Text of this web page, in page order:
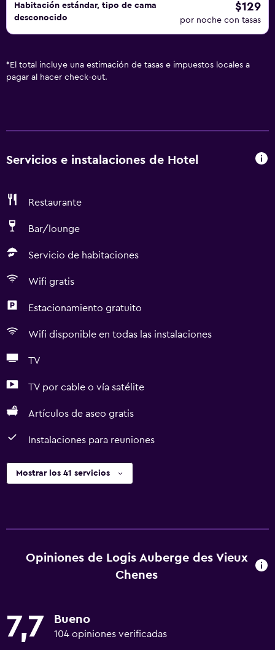
Habitación estándar, tipo de cama
desconocido
$129
por noche con tasas
* El total incluye una estimación de tasas e impuestos locales a
pagar al hacer check-out.
Servicios e instalaciones de Hotel
Restaurante
Bar/lounge
Servicio de habitaciones
Wifi gratis
Estacionamiento gratuito
Wifi disponible en todas las instalaciones
TV
TV por cable o vía satélite
Artículos de aseo gratis
Instalaciones para reuniones
Mostrar los 41 servicios
Opiniones de Logis Auberge des Vieux
Chenes
7,7 Bueno
104 opiniones verificadas